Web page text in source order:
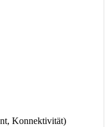
Konnektivität)